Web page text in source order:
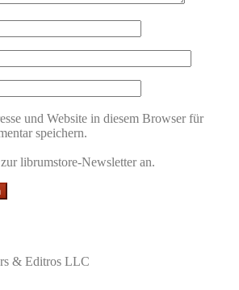
und Website in diesem Browser für
speichern.
librumstore-Newsletter an.
& Editros LLC